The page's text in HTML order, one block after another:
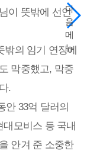
다
음
메
뉴
이 뜻밖에 선언
밖의 임기 연장에
막중했고, 막중
.
안 33억 달러의
모비스 등 국내
안겨 준 소중한